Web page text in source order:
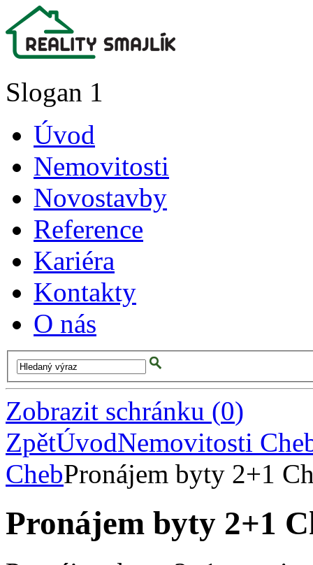
Slogan 1
Úvod
Nemovitosti
Novostavby
Reference
Kariéra
Kontakty
O nás
Zobrazit schránku (0)
ZpětÚvodNemovitosti
ChebPronájem byty 2+1
Pronájem byty 2+1